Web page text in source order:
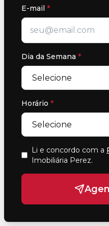
E-mail *
Dia da Semana *
Horário *
Li e concordo com a
Imobiliária Perez.